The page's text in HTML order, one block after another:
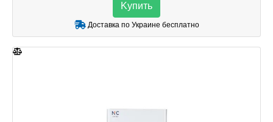
Kупить
Доставка по Украине бесплатно